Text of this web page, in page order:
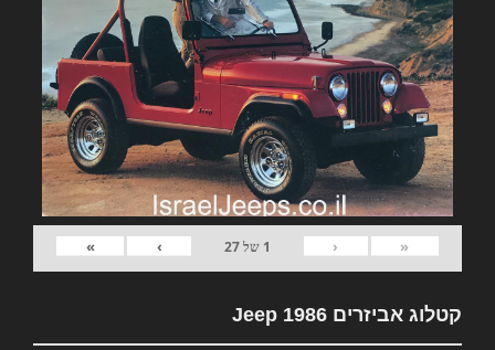
«
‹
1 של27
›
»
קטלוג אביזרים Jeep 1986